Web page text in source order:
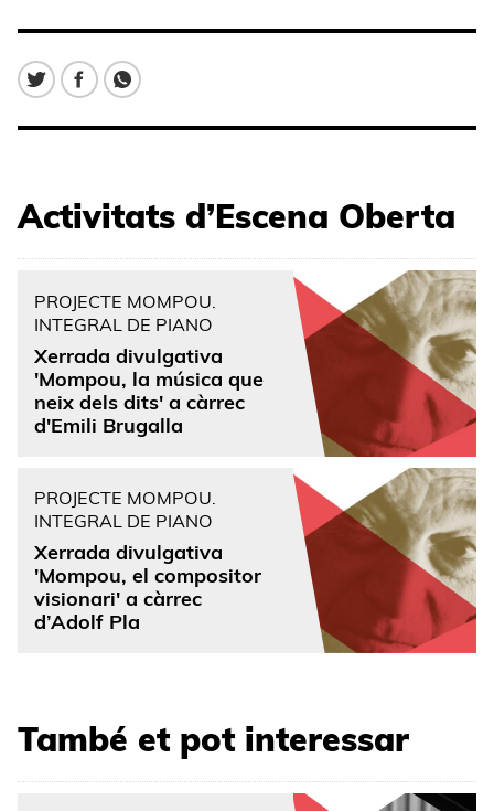
Activitats d’Escena Oberta
PROJECTE MOMPOU.
INTEGRAL DE PIANO
Xerrada divulgativa
'Mompou, la música que
neix dels dits' a càrrec
d'Emili Brugalla
PROJECTE MOMPOU.
INTEGRAL DE PIANO
Xerrada divulgativa
'Mompou, el compositor
visionari' a càrrec
d’Adolf Pla
També et pot interessar